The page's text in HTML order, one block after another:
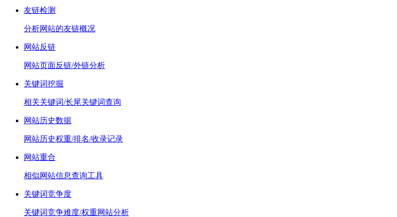
友链检测
分析网站的友链概况
网站反链
网站页面反链/外链分析
关键词挖掘
相关关键词/长尾关键词查询
网站历史数据
网站历史权重/排名/收录记录
网站重合
相似网站信息查询工具
关键词竞争度
关键词竞争难度/权重网站分析